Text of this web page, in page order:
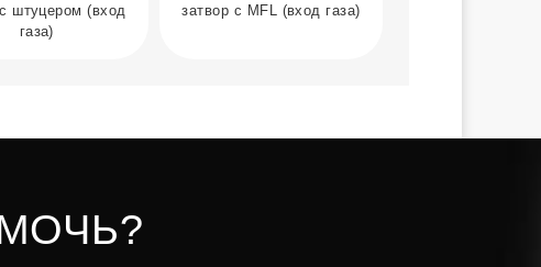
штуцером (вход
газа)
затвор с MFL (вход газа)